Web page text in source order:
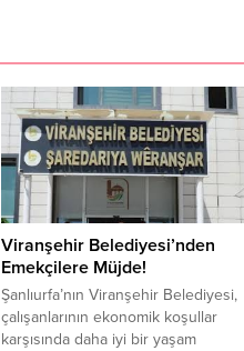
Viranşehir Belediyesi’nden
Emekçilere Müjde!
Şanlıurfa’nın Viranşehir Belediyesi,
çalışanlarının ekonomik koşullar
karşısında daha iyi bir yaşam